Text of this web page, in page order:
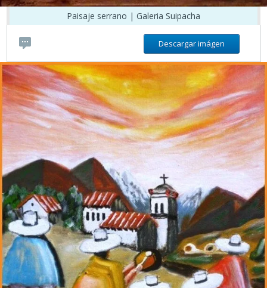
Paisaje serrano | Galeria Suipacha
Descargar imágen